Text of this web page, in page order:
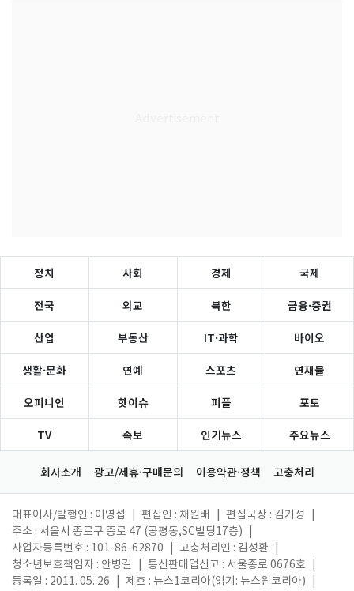
정치 사회 경제 국제
전국 외교 북한 금융·증권
산업 부동산 IT·과학 바이오
생활·문화 연예 스포츠 연재물
오피니언 핫이슈 피플 포토
TV 속보 인기뉴스 주요뉴스
회사소개 광고/제휴·구매문의 이용약관·정책 고충처리
대표이사/발행인 : 이영섭 편집인 : 채원배 편집국장 : 김기성
주소 : 서울시 종로구 종로 47 (공평동,SC빌딩17층)
사업자등록번호 : 101-86-62870
고충처리인 : 김성환
청소년보호책임자 : 안병길
통신판매업신고 : 서울종로 0676호
등록일 : 2011. 05. 26
제호 : 뉴스1코리아(읽기: 뉴스원코리아)